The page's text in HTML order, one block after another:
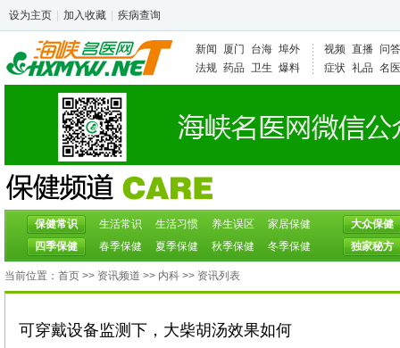
设为主页 加入收藏 疾病查询
新闻 厦门 台海 埠外
法规 药品 卫生 爆料
视频 直播 问答
症状 礼品 名医
保健常识 生活常识 生活习惯 养生误区
家居保健
四季保健
春季保健 夏季保健 秋季保健 冬季保健
大众保健
独家秘方
当前位置： 首页 >> 资讯频道 >> 内科 >> 资讯列表
可穿戴设备监测下，大柴胡汤效果如何